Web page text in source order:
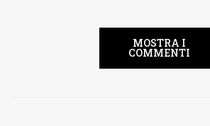
MOSTRA I
COMMENTI